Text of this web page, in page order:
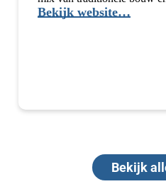
Bekijk website…
Royal
Bekijk